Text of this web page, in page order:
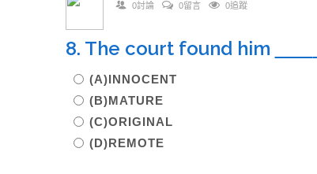
0討論 0留言 0追蹤
8. The court found him
(A)INNOCENT
(B)MATURE
(C)ORIGINAL
(D)REMOTE